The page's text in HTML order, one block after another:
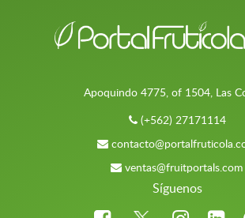
Apoquindo 4775, of 1504, Las
(+562) 27171114
ventas@fruitportals.com
Síguenos